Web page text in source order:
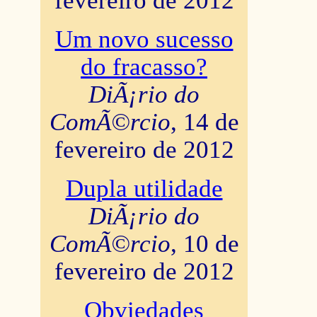
Um novo sucesso
do fracasso?
DiÃ¡rio do
ComÃ©rcio, 14 de
fevereiro de 2012
Dupla utilidade
DiÃ¡rio do
ComÃ©rcio, 10 de
fevereiro de 2012
Obviedades